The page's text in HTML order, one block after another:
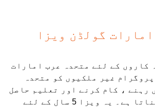
گولڈن ویزا
کاروں کے لئے متحدہ عرب امارات
غیر ملکیوں کو متحدہ
رہنے ، کام کرنے اور تعلیم حاصل
کرنے کے قابل بناتا ہے۔ یہ ویزا 5 سال کے لئے